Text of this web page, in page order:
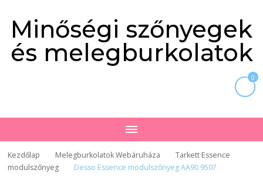
Minőségi szőnyegek
és melegburkolatok
0
Kezdőlap Melegburkolatok Webáruháza
Tarkett Essence
modulszőnyeg
Desso Essence modulszőnyeg AA90 9507